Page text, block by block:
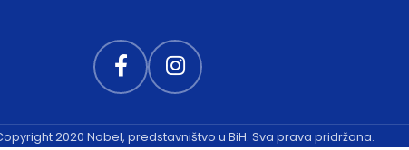
2020 Nobel, predstavništvo u BiH. Sva prava pridržana.